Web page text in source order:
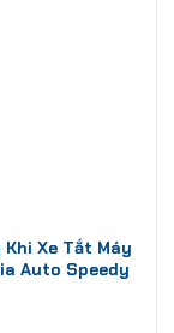
Xe Tắt Máy
Auto Speedy